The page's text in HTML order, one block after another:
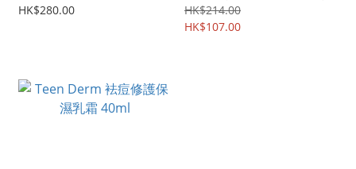
HK$280.00
HK$214.00
HK$107.00